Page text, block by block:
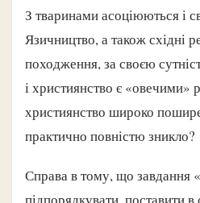
З тваринами асоціюються і
Язичництво, а також східні
походження, за своєю
і християнство є «овечими»
християнство широко
практично повністю зникло?
Справа в тому, що завдання